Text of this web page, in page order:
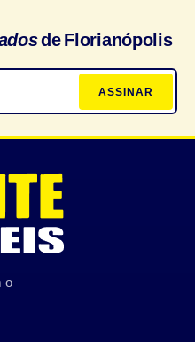
de Florianópolis
ASSINAR
o